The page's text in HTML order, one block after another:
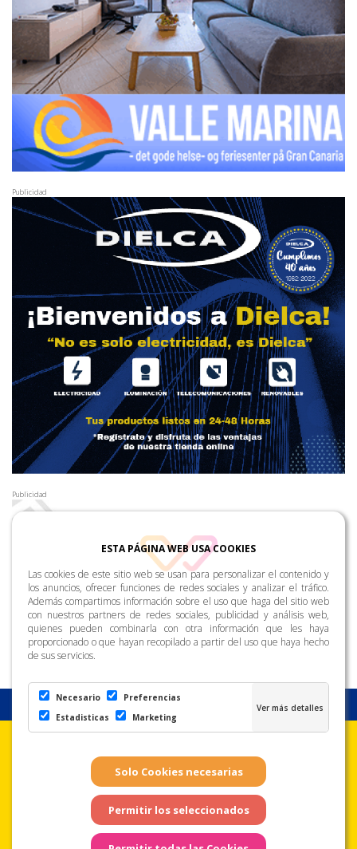
Publicidad
Publicidad
Aviso Legal Condiciones de uso
Política de
Privacidad
Copyright © Zona Amarilla. Todos los derechos reservados. - Página
ESTA PÁGINA WEB USA COOKIES
Las cookies de este sitio web se usan para personalizar el contenido y
los anuncios, ofrecer funciones de redes sociales y analizar el tráfico.
Además compartimos información sobre el uso que haga del sitio web
con nuestros partners de redes sociales, publicidad y análisis web,
quienes pueden combinarla con otra información que les haya
proporcionado o que hayan recopilado a partir del uso que haya hecho
de sus servicios.
Necesario
Preferencias
Estadisticas
Marketing